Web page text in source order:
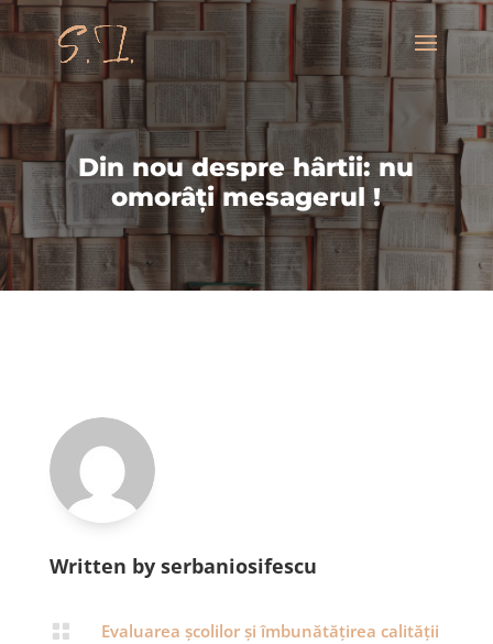
Din nou despre hârtii: nu
omorâți mesagerul !
Written by serbaniosifescu
 Evaluarea școlilor și îmbunătățirea calității